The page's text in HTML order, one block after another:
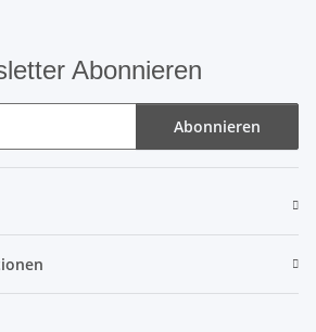
Abonnieren
Abonnieren